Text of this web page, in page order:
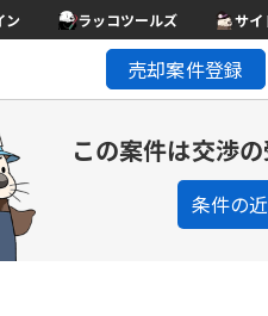
ン ラッコツールズ サイ
売却案件登録
この案件は交渉の
条件の